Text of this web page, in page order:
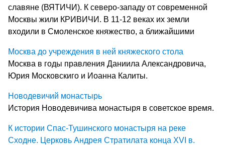
славяне (ВЯТИЧИ). К северо-западу от современной
Москвы жили КРИВИЧИ. В 11-12 веках их земли
входили в Смоленское княжество, а ближайшими
Москва до учреждения в ней княжеского стола
Москва в годы правления Даниила Александровича,
Юрия Московскиго и Иоанна Калиты.
Новодевичий монастырь
История Новодевичива монастыря в советское время.
К истории Спас-Тушинского монастыря на реке
Сходне. Церковь Андрея Стратилата конца XVI в.